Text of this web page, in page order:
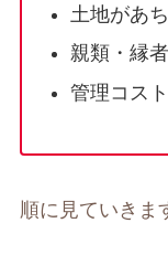
土地があ
親類・縁
管理コス
順に見ていきま